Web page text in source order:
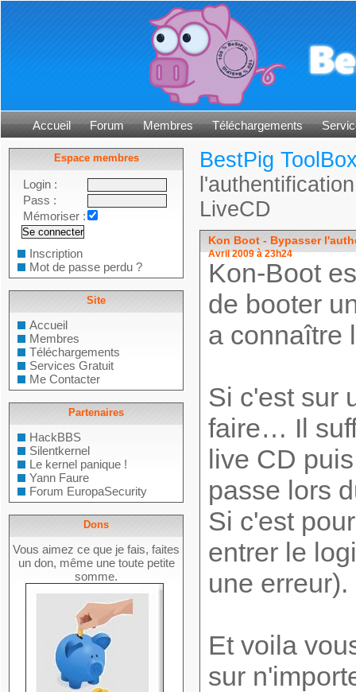
Accueil Forum Membres Téléchargements
Espace membres
Login :
Pass :
Mémoriser :
Inscription
Mot de passe perdu ?
Site
Accueil
Membres
Téléchargements
Services Gratuit
Me Contacter
Partenaires
HackBBS
Silentkernel
Le kernel panique !
Yann Faure
Forum EuropaSecurity
Dons
Vous aimez ce que je fais, faites
un don, même une toute petite
somme.
BestPig
LiveCD
Kon Boot - Bypasser
Avril 2009 à 23h24
Kon-Boot
de booter
a connaître
Si c'est sur
faire… Il
live CD
passe lors
Si c'est
entrer le
une erreur).
Et voila
sur